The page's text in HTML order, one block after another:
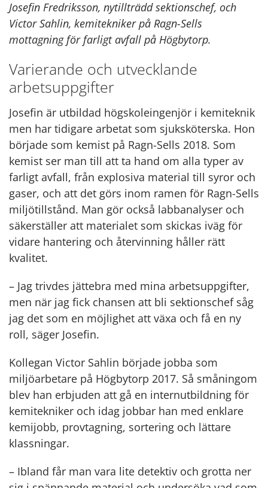
Josefin Fredriksson, nytillträdd sektionschef, och
Victor Sahlin, kemitekniker på Ragn-Sells
mottagning för farligt avfall på Högbytorp.
Varierande och utvecklande
arbetsuppgifter
Josefin är utbildad högskoleingenjör i kemiteknik
men har tidigare arbetat som sjuksköterska. Hon
började som kemist på Ragn-Sells 2018. Som
kemist ser man till att ta hand om alla typer av
farligt avfall, från explosiva material till syror och
gaser, och att det görs inom ramen för Ragn-Sells
miljötillstånd. Man gör också labbanalyser och
säkerställer att materialet som skickas iväg för
vidare hantering och återvinning håller rätt
kvalitet.
– Jag trivdes jättebra med mina arbetsuppgifter,
men när jag fick chansen att bli sektionschef såg
jag det som en möjlighet att växa och få en ny
roll, säger Josefin.
Kollegan Victor Sahlin började jobba som
miljöarbetare på Högbytorp 2017. Så småningom
blev han erbjuden att gå en internutbildning för
kemitekniker och idag jobbar han med enklare
kemijobb, provtagning, sortering och lättare
klassningar.
– Ibland får man vara lite detektiv och grotta ner